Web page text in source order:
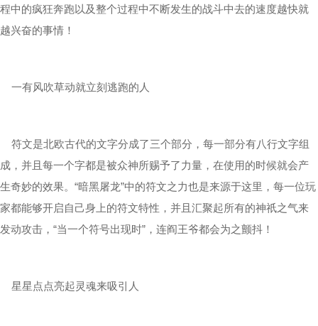
程中的疯狂奔跑以及整个过程中不断发生的战斗中去的速度越快就
越兴奋的事情！
一有风吹草动就立刻逃跑的人
符文是北欧古代的文字分成了三个部分，每一部分有八行文字组
成，并且每一个字都是被众神所赐予了力量，在使用的时候就会产
生奇妙的效果。“暗黑屠龙”中的符文之力也是来源于这里，每一位玩
家都能够开启自己身上的符文特性，并且汇聚起所有的神祇之气来
发动攻击，“当一个符号出现时”，连阎王爷都会为之颤抖！
星星点点亮起灵魂来吸引人